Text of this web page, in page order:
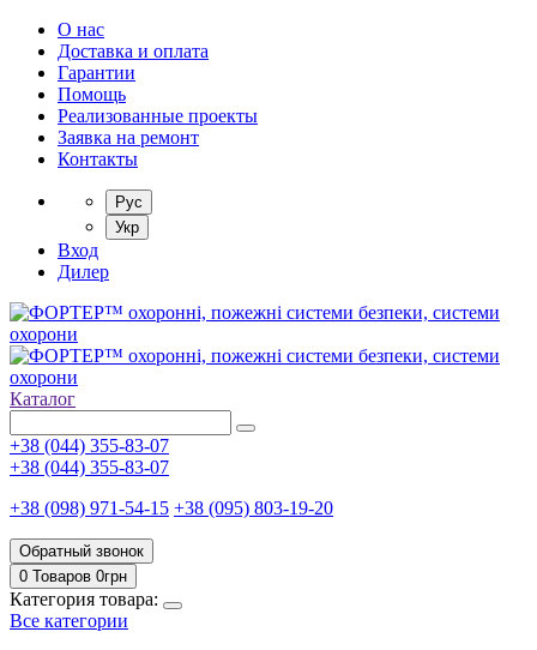
О нас
Доставка и оплата
Гарантии
Помощь
Реализованные проекты
Заявка на ремонт
Контакты
Рус
Укр
Вход
Дилер
Каталог
+38 (044) 355-83-07
+38 (044) 355-83-07
+38 (098) 971-54-15 +38 (095) 803-19-20
Обратный звонок
0 Товаров 0грн
Категория товара:
Все категории